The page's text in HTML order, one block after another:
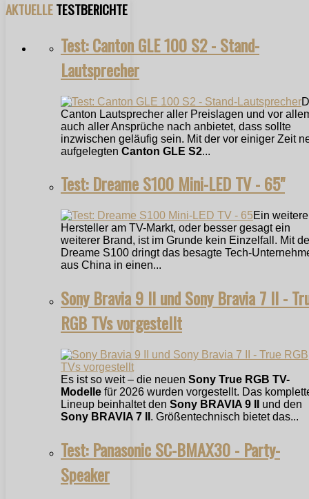
AKTUELLETESTBERICHTE
Test: Canton GLE 100 S2 - Stand-
Lautsprecher
Canton Lautsprecher aller Preislagen und vor
auch aller Ansprüche nach anbietet, dass sollte
inzwischen geläufig sein. Mit der vor einiger Zeit
aufgelegten Canton GLE S2...
Test: Dreame S100 Mini-LED TV - 65"
Ein
Hersteller am TV-Markt, oder besser gesagt ein
weiterer Brand, ist im Grunde kein Einzelfall. Mit
Dreame S100 dringt das besagte Tech-
aus China in einen...
Sony Bravia 9 II und Sony Bravia 7 II -
RGB TVs vorgestellt
Es ist so weit – die neuen Sony True RGB TV-
Modelle für 2026 wurden vorgestellt. Das
Lineup beinhaltet den Sony BRAVIA 9 II
und den
Sony BRAVIA 7 II . Größentechnisch bietet das...
Test: Panasonic SC-BMAX30 - Party-
Speaker